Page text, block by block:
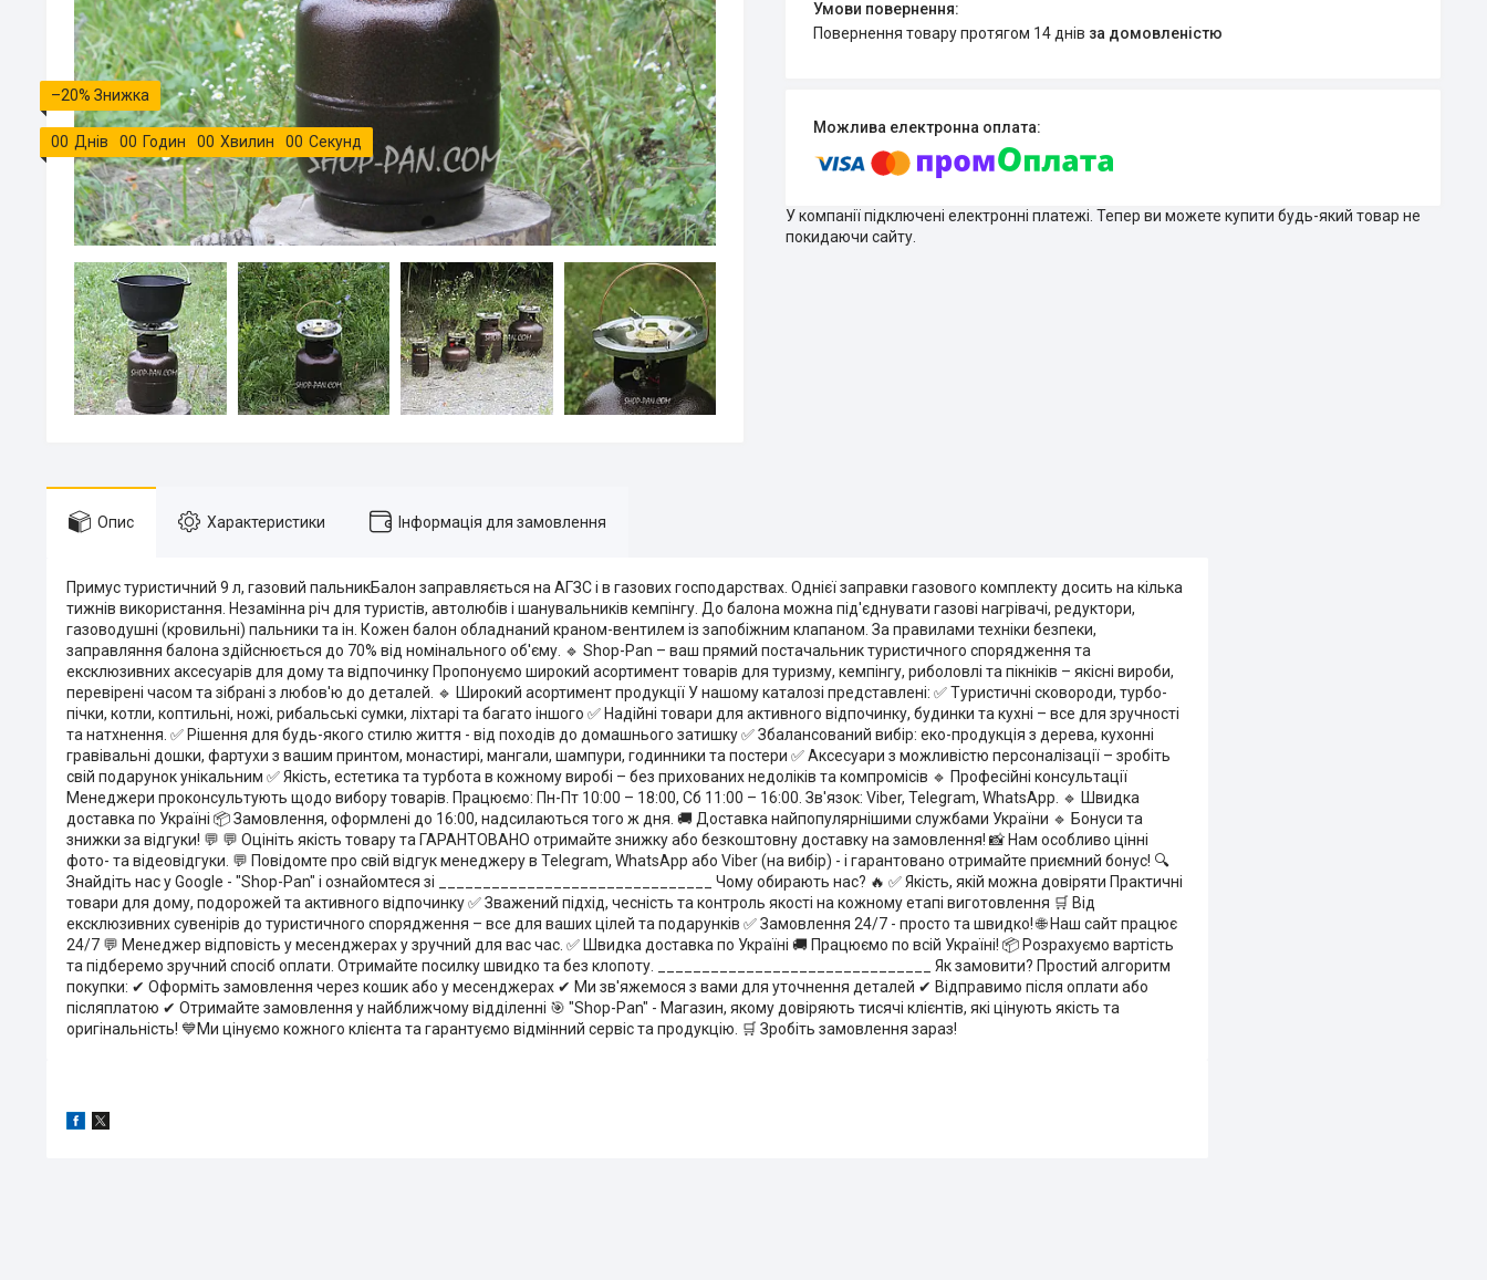
–20%
00 Днів 00 Годин 00 Хвилин 00 Секунд
повернення товару протягом 14 днів за домовленістю
У компанії підключені електронні платежі. Тепер ви можете купити будь-який товар не
покидаючи сайту.
Опис Характеристики Інформація для замовлення
Примус туристичний 9 л, газовий пальникБалон заправляється на АГЗС і в газових господарствах. Однієї заправки газового комплекту досить на кілька
тижнів використання. Незамінна річ для туристів, автолюбів і шанувальників кемпінгу. До балона можна під'єднувати газові нагрівачі, редуктори,
газоводушні (кровильні) пальники та ін. Кожен балон обладнаний краном-вентилем із запобіжним клапаном. За правилами техніки безпеки,
заправляння балона здійснюється до 70% від номінального об'єму. 🔹 Shop-Pan – ваш прямий постачальник туристичного спорядження та
ексклюзивних аксесуарів для дому та відпочинку Пропонуємо широкий асортимент товарів для туризму, кемпінгу, риболовлі та пікніків – якісні вироби,
перевірені часом та зібрані з любов'ю до деталей. 🔹 Широкий асортимент продукції У нашому каталозі представлені: ✅ Туристичні сковороди, турбо-
пічки, котли, коптильні, ножі, рибальські сумки, ліхтарі та багато іншого ✅ Надійні товари для активного відпочинку, будинки та кухні – все для зручності
та натхнення. ✅ Рішення для будь-якого стилю життя - від походів до домашнього затишку ✅ Збалансований вибір: еко-продукція з дерева, кухонні
гравівальні дошки, фартухи з вашим принтом, монастирі, мангали, шампури, годинники та постери ✅ Аксесуари з можливістю персоналізації – зробіть
свій подарунок унікальним ✅ Якість, естетика та турбота в кожному виробі – без прихованих недоліків та компромісів 🔹 Професійні консультації
Менеджери проконсультують щодо вибору товарів. Працюємо: Пн-Пт 10:00 – 18:00, Сб 11:00 – 16:00. Зв'язок: Viber, Telegram, WhatsApp. 🔹 Швидка
доставка по Україні 📦 Замовлення, оформлені до 16:00, надсилаються того ж дня. 🚚 Доставка найпопулярнішими службами України 🔹 Бонуси та
знижки за відгуки! 💬 💬 Оцініть якість товару та ГАРАНТОВАНО отримайте знижку або безкоштовну доставку на замовлення! 📸 Нам особливо цінні
фото- та відеовідгуки. 💬 Повідомте про свій відгук менеджеру в Telegram, WhatsApp або Viber (на вибір) - і гарантовано отримайте приємний бонус! 🔍
Знайдіть нас у Google - "Shop-Pan" і ознайомтеся зі _______________________________ Чому обирають нас? 🔥 ✅ Якість, якій можна довіряти Практичні
товари для дому, подорожей та активного відпочинку ✅ Зважений підхід, чесність та контроль якості на кожному етапі виготовлення 🛒 Від
ексклюзивних сувенірів до туристичного спорядження – все для ваших цілей та подарунків ✅ Замовлення 24/7 - просто та швидко! 🌐 Наш сайт працює
24/7 💬 Менеджер відповість у месенджерах у зручний для вас час. ✅ Швидка доставка по Україні 🚚 Працюємо по всій Україні! 📦 Розрахуємо вартість
та підберемо зручний спосіб оплати. Отримайте посилку швидко та без клопоту. _______________________________ Як замовити? Простий алгоритм
покупки: ✔ Оформіть замовлення через кошик або у месенджерах ✔ Ми зв'яжемося з вами для уточнення деталей ✔ Відправимо після оплати або
післяплатою ✔ Отримайте замовлення у найближчому відділенні 🎯 "Shop-Pan" - Магазин, якому довіряють тисячі клієнтів, які цінують якість та
оригінальність! 💙Ми цінуємо кожного клієнта та гарантуємо відмінний сервіс та продукцію. 🛒 Зробіть замовлення зараз!